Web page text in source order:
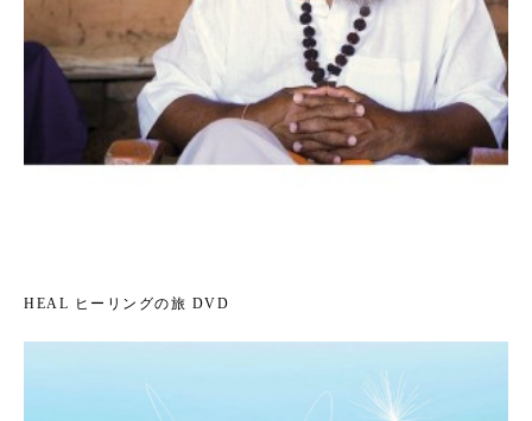
HEAL ヒーリングの旅 DVD